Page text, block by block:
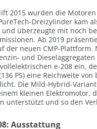
2015 wurden die
Dreizylinder kam
und überzeugte mit noch
Ab 2019
der neuen CMP-Plattform.
und
e-208 ein,
PS) eine Reichweite
Die Mild-Hybrid-
kleinen Elektromotor,
unterstützt und so den
Ausstattung